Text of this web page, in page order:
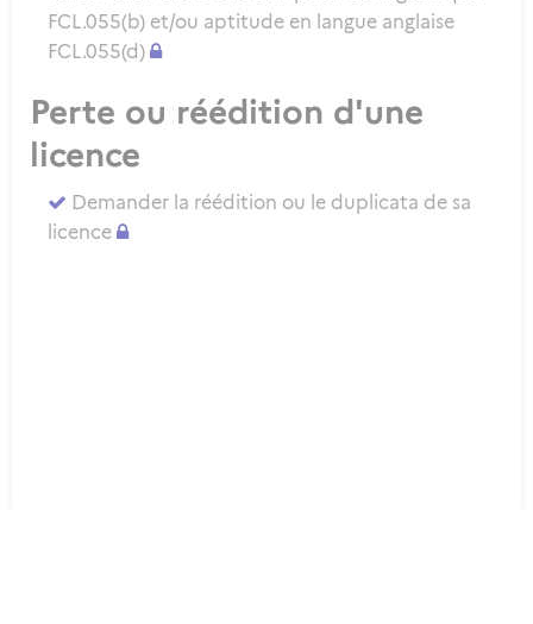
FCL.055(b) et/ou aptitude en langue anglaise
FCL.055(d)
Perte ou réédition d'une
licence
Demander la réédition ou le duplicata de sa
licence